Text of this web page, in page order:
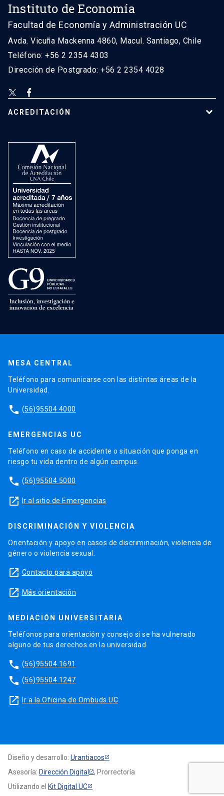
Instituto de Economía
Facultad de Economía y Administración UC
Avda. Vicuña Mackenna 4860, Macul. Santiago, Chile
Teléfono: +56 2 2354 4303
Dirección de Postgrado: +56 2 2354 4028
ACREDITACIÓN
MESA CENTRAL
Teléfono para comunicarse con las distintas áreas de la
Universidad.
phone (56)95504 4000
EMERGENCIAS UC
Teléfono en caso de accidente o situación que ponga en
riesgo tu vida dentro de algún campus.
phone (56)95504 5000
launch Ir al sitio de Emergencias
DISCRIMINACIÓN Y VIOLENCIA
Orientación y apoyo en casos de discriminación, violencia de
género o violencia sexual.
launch Contacto para apoyo
launch Más orientación
MEDIACIÓN UNIVERSITARIA
Teléfonos para orientación y consejo si se ha vulnerado
alguno de tus derechos en la universidad.
phone (56)95504 1691
phone (56)95504 1247
launch Ir a la Oficina de Ombuds UC
Diseño y desarrollo: Urantiacos
Asesoría: Dirección Digital
, Prorrectoría
Utilizando el Kit Digital UC